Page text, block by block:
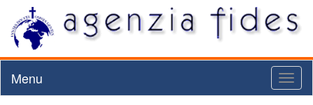
Menu